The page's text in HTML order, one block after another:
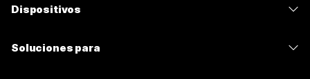
Dispositivos
Soluciones para